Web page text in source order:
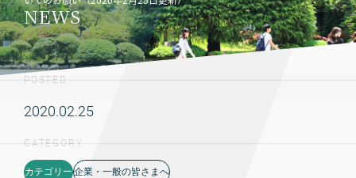
NEWS
POSTED
2020.02.25
CATEGORY
カテゴリー 企業・一般の皆さまへ